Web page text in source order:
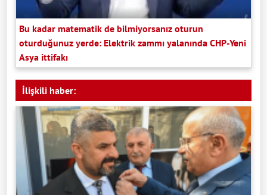
Bu kadar matematik de bilmiyorsanız oturun
oturduğunuz yerde: Elektrik zammı yalanında CHP-Yeni
Asya ittifakı
İlişkili haber: